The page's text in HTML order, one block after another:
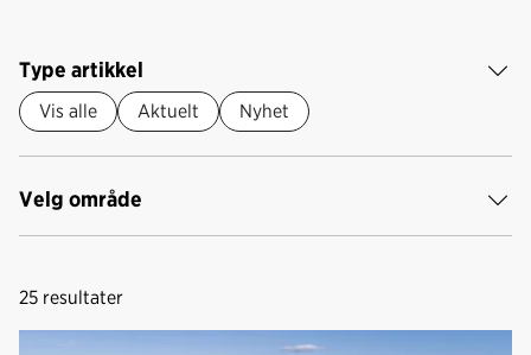
Type artikkel
Vis alle Aktuelt Nyhet
Velg område
25 resultater